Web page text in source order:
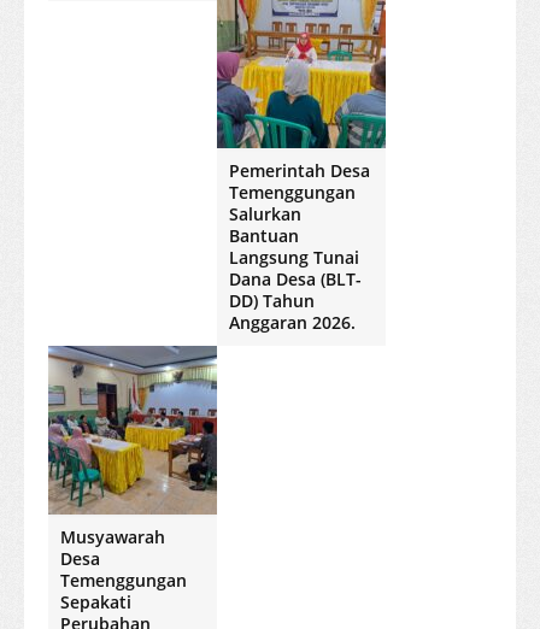
Pemerintah Desa
Temenggungan
Salurkan
Bantuan
Langsung Tunai
Dana Desa (BLT-
DD) Tahun
Anggaran 2026.
Musyawarah
Desa
Temenggungan
Sepakati
Perubahan